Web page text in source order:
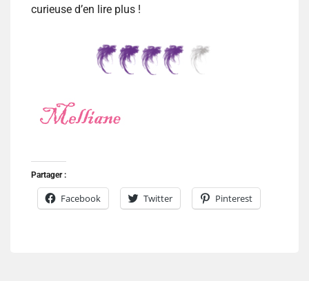
curieuse d’en lire plus !
Partager :
Facebook Twitter Pinterest